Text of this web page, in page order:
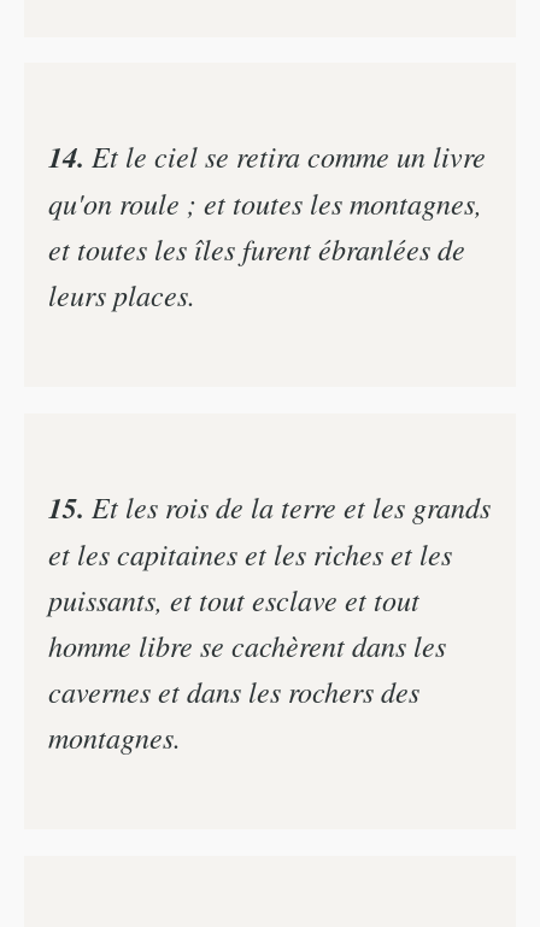
14. Et le ciel se retira comme un livre
qu'on roule ; et toutes les montagnes,
et toutes les îles furent ébranlées de
leurs places.
15. Et les rois de la terre et les grands
et les capitaines et les riches et les
puissants, et tout esclave et tout
homme libre se cachèrent dans les
cavernes et dans les rochers des
montagnes.